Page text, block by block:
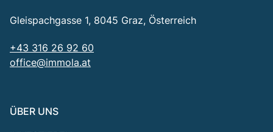
Gleispachgasse 1, 8045 Graz, Österreich
+43 316 26 92 60
office@immola.at
ÜBER UNS